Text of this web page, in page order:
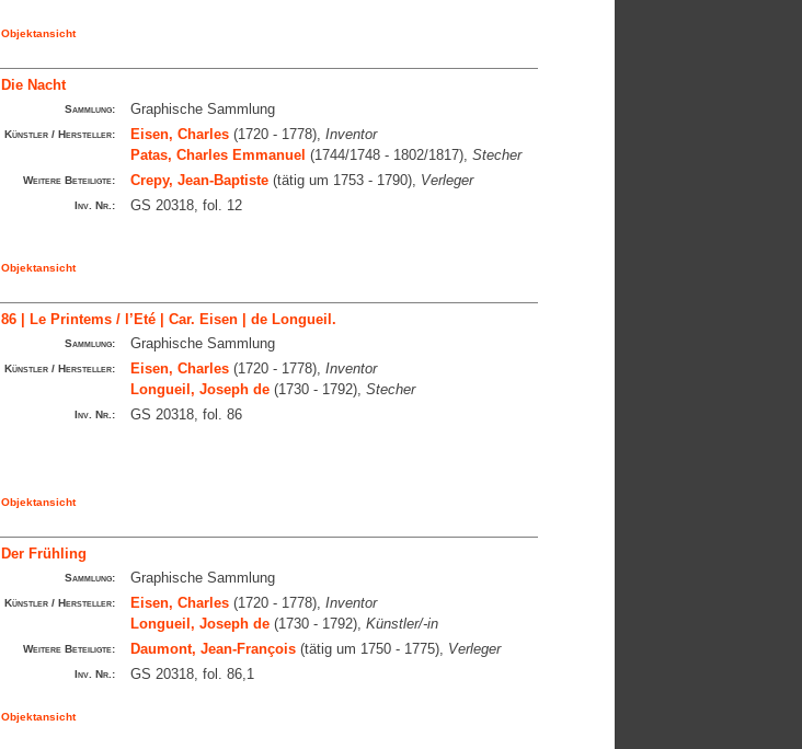
Objektansicht
Die Nacht
Sammlung: Graphische Sammlung
Künstler / Hersteller: Eisen, Charles(1720 - 1778), Inventor
Patas, Charles Emmanuel (1744/1748 - 1802/1817), Stecher
Weitere Beteiligte: Crepy, Jean-Baptiste(tätig um 1753 - 1790), Verleger
Inv. Nr.: GS 20318, fol. 12
Objektansicht
86 | Le Printems / l’Eté | Car. Eisen | de Longueil.
Sammlung: Graphische Sammlung
Künstler / Hersteller: Eisen, Charles(1720 - 1778), Inventor
Longueil, Joseph de(1730 - 1792), Stecher
Inv. Nr.: GS 20318, fol. 86
Objektansicht
Der Frühling
Sammlung: Graphische Sammlung
Künstler / Hersteller: Eisen, Charles(1720 - 1778), Inventor
Longueil, Joseph de(1730 - 1792), Künstler/-in
Weitere Beteiligte: Daumont, Jean-François(tätig um 1750 - 1775), Verleger
Inv. Nr.: GS 20318, fol. 86,1
Objektansicht